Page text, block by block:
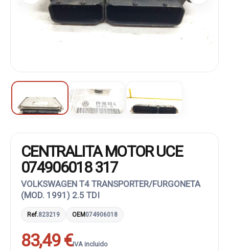
CENTRALITA MOTOR UCE
074906018 317
VOLKSWAGEN T4 TRANSPORTER/FURGONETA
(MOD. 1991) 2.5 TDI
Ref.823219 OEM074906018
83,49 €IVA incluido